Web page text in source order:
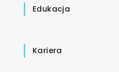
Edukacja
Kariera